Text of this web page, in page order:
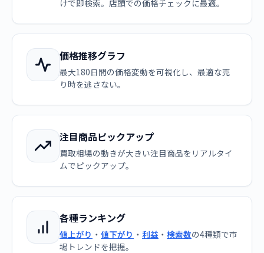
けで即検索。店頭での価格チェックに最適。
価格推移グラフ
最大180日間の価格変動を可視化し、最適な売
り時を逃さない。
注目商品ピックアップ
買取相場の動きが大きい注目商品をリアルタイ
ムでピックアップ。
各種ランキング
値上がり ・ 値下がり ・ 利益 ・ 検索数の4種類で市
場トレンドを把握。